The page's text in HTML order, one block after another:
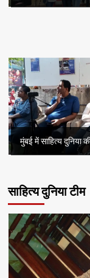
मुंबई में साहित्य दुनिया
साहित्य दुनिया टीम